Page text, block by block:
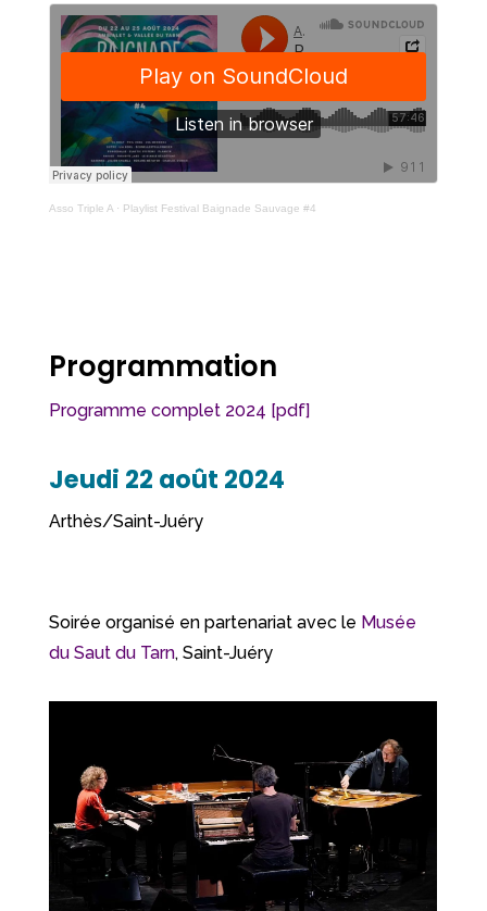
Asso Triple A· Playlist Festival Baignade Sauvage #4
Programmation
Programme complet 2024 [pdf]
Jeudi 22 août 2024
Arthès/Saint-Juéry
Soirée organisé en partenariat avec le Musée
du Saut du Tarn, Saint-Juéry